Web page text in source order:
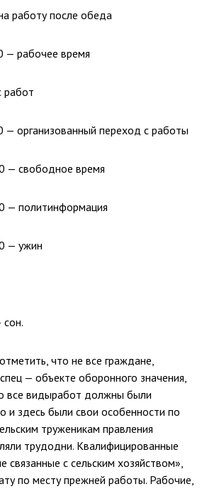
работу после обеда
— рабочее время
работ
— организованный переход с работы
— свободное время
— политинформация
— ужин
что не все граждане,
— объекте оборонного значения,
все видыработ должны были
и здесь были свои особенности по
труженикам правления
трудодни. Ква­лифицированные
связанные с сельским хозяй­ством»,
по месту прежней работы. Рабочие,